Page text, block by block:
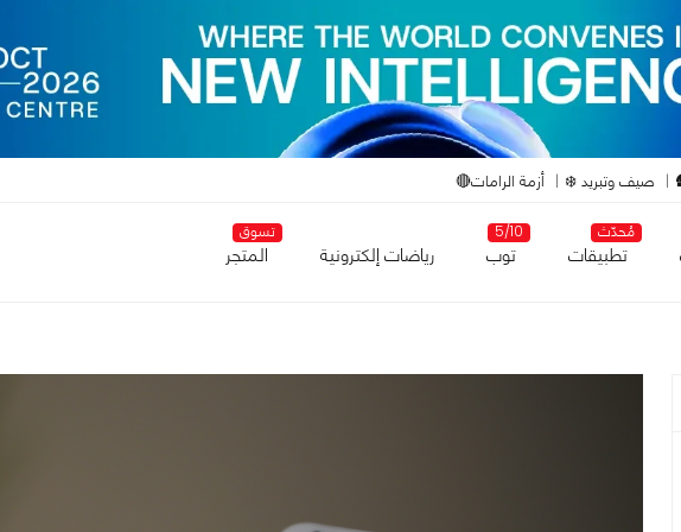
صيف وتبريد ❄️ أزمة الرامات🔴
مُحدّث
تطبيقات
5/10
توب رياضات إلكترونية
تسوق
المتجر